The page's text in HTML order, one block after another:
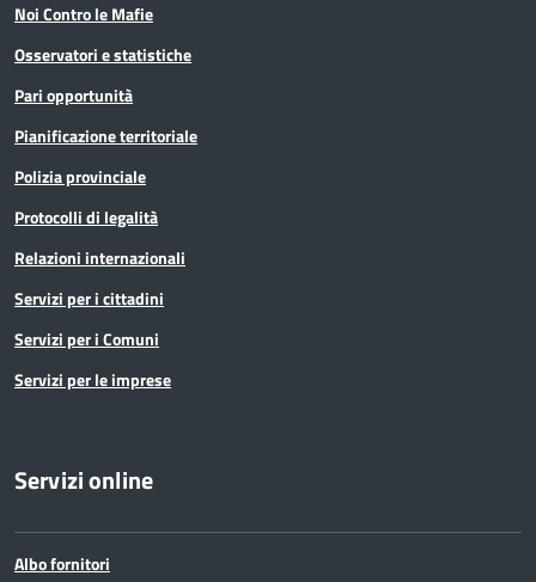
Noi Contro le Mafie
Osservatori e statistiche
Pari opportunità
Pianificazione territoriale
Polizia provinciale
Protocolli di legalità
Relazioni internazionali
Servizi per i cittadini
Servizi per i Comuni
Servizi per le imprese
Servizi online
Albo fornitori